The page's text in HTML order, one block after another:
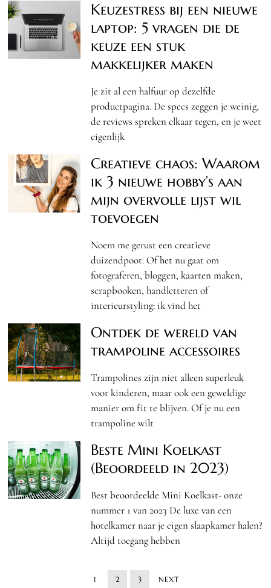
Keuzestress bij een nieuwe
laptop: 5 vragen die de
keuze een stuk
makkelijker maken
Je zit al een halfuur op dezelfde
productpagina. De specs zeggen je weinig,
de reviews spreken elkaar tegen, en je weet
eigenlijk
Creatieve chaos: Waarom
ik 3 nieuwe hobby’s aan
mijn overvolle lijst wil
toevoegen
Noem me gerust een creatieve
duizendpoot. Of het nu gaat om
fotograferen, bloggen, kaarten maken,
scrapbooken, handletteren of
interieurstyling: ik vind het
Ontdek de wereld van
trampoline accessoires
Trampolines zijn niet alleen superleuk
voor kinderen, maar ook een geweldige
manier om fit te blijven. Of je nu een
trampoline wilt
Beste Mini Koelkast
(Beoordeeld in 2023)
Best beoordeelde Mini Koelkast- onze
nummer 1 van 2023 De luxe van een
hotelkamer naar je eigen slaapkamer halen?
Altijd toegang hebben
1 2 3 NEXT